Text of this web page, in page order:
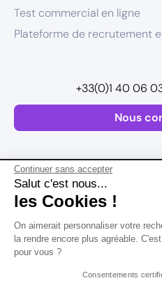
Continuer sans accepter
Salut c'est nous...
les Cookies !
On aimerait personnaliser votre
la rendre encore plus agréable.
pour vous ?
Consentements
Test commercial en ligne
Plateforme de recrutement
Nous
+33(0)1 40 06
Plan
Mentions
Conditions